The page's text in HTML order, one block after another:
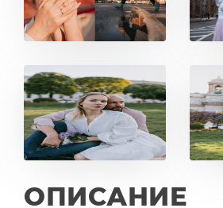
ОПИСАНИЕ